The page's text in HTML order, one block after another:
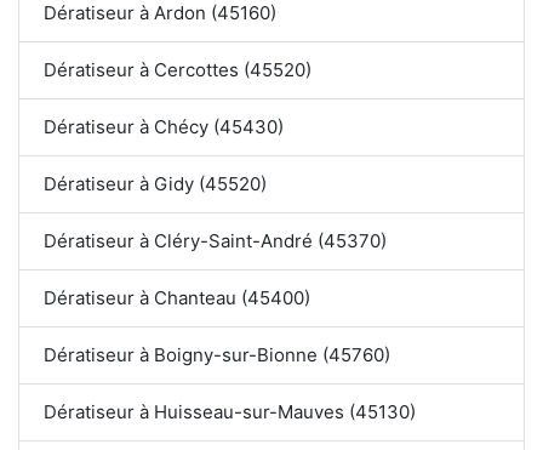
Dératiseur à Ardon (45160)
Dératiseur à Cercottes (45520)
Dératiseur à Chécy (45430)
Dératiseur à Gidy (45520)
Dératiseur à Cléry-Saint-André (45370)
Dératiseur à Chanteau (45400)
Dératiseur à Boigny-sur-Bionne (45760)
Dératiseur à Huisseau-sur-Mauves (45130)